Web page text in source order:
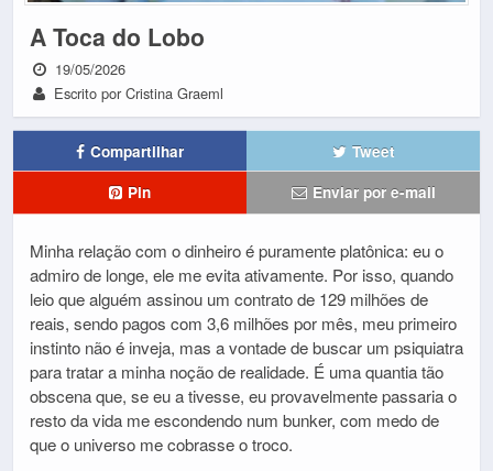
A Toca do Lobo
19/05/2026
Escrito por Cristina Graeml
Compartilhar
Tweet
Pin
Enviar por e-mail
Minha relação com o dinheiro é puramente platônica: eu o
admiro de longe, ele me evita ativamente. Por isso, quando
leio que alguém assinou um contrato de 129 milhões de
reais, sendo pagos com 3,6 milhões por mês, meu primeiro
instinto não é inveja, mas a vontade de buscar um psiquiatra
para tratar a minha noção de realidade. É uma quantia tão
obscena que, se eu a tivesse, eu provavelmente passaria o
resto da vida me escondendo num bunker, com medo de
que o universo me cobrasse o troco.